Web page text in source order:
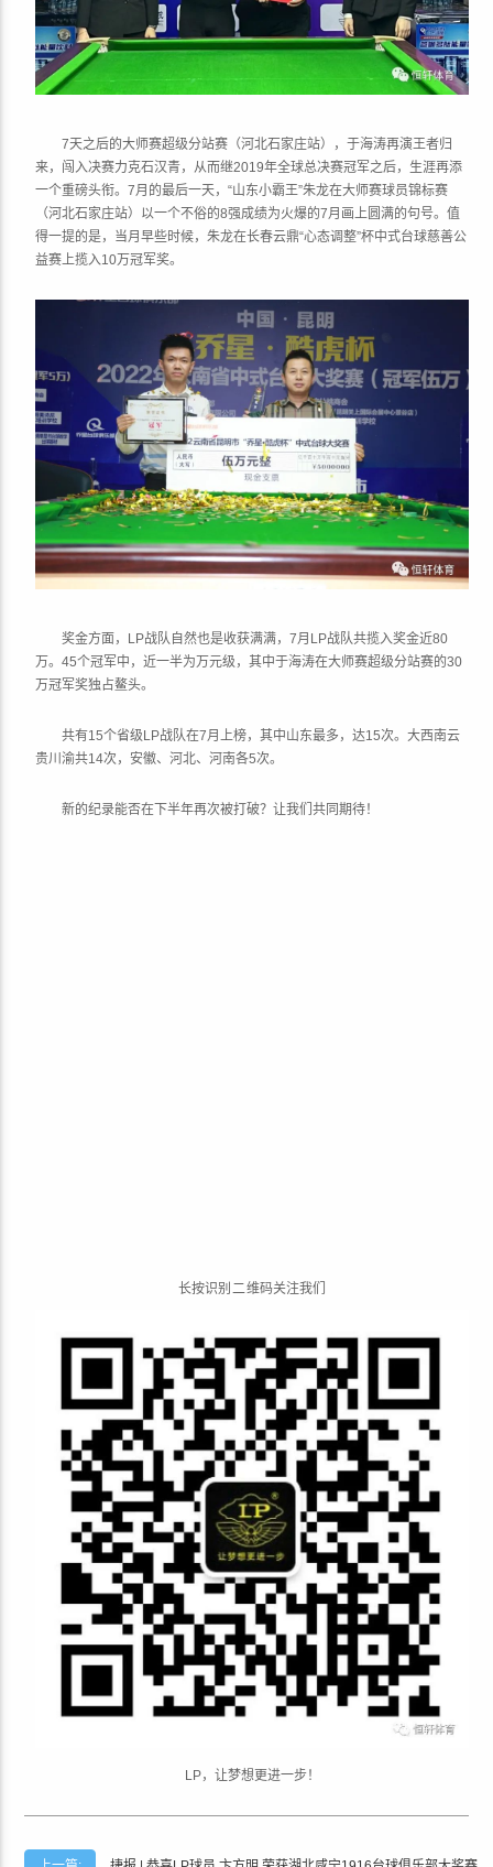
7天之后的大师赛超级分站赛（河北石家庄站），于海涛再演王者归
来，闯入决赛力克石汉青，从而继2019年全球总决赛冠军之后，生涯再添
一个重磅头衔。7月的最后一天，“山东小霸王”朱龙在大师赛球员锦标赛
（河北石家庄站）以一个不俗的8强成绩为火爆的7月画上圆满的句号。值
得一提的是，当月早些时候，朱龙在长春云鼎“心态调整”杯中式台球慈善公
益赛上揽入10万冠军奖。
奖金方面，LP战队自然也是收获满满，7月LP战队共揽入奖金近80
万。45个冠军中，近一半为万元级，其中于海涛在大师赛超级分站赛的30
万冠军奖独占鳌头。
共有15个省级LP战队在7月上榜，其中山东最多，达15次。大西南云
贵川渝共14次，安徽、河北、河南各5次。
新的纪录能否在下半年再次被打破？让我们共同期待！
长按识别 二维码关注我们
L P， 让梦想更进一步！